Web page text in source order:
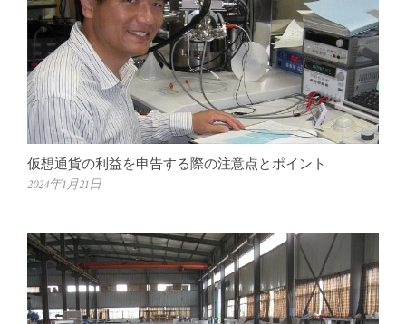
仮想通貨の利益を申告する際の注意点とポイント
2024年1月21日